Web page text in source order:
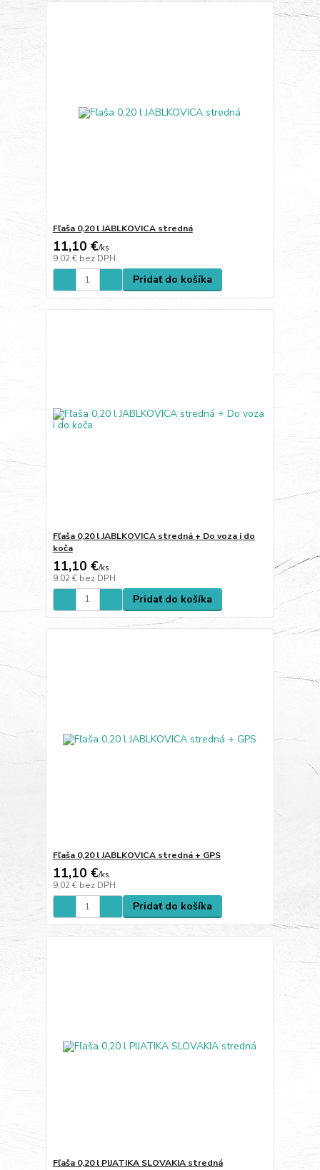
Fľaša 0,20 l JABLKOVICA stredná
11,10 €/ks
9,02 € bez DPH
Pridať do košíka
Fľaša 0,20 l JABLKOVICA stredná + Do voza i do
koča
11,10 €/ks
9,02 € bez DPH
Pridať do košíka
Fľaša 0,20 l JABLKOVICA stredná + GPS
11,10 €/ks
9,02 € bez DPH
Pridať do košíka
Fľaša 0,20 l PIJATIKA SLOVAKIA stredná